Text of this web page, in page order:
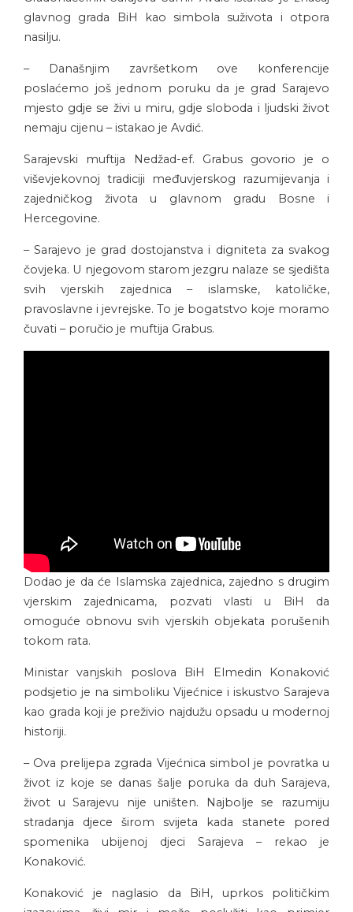
glavnog grada BiH kao simbola suživota i otpora
nasilju.
– Današnjim završetkom ove konferencije
poslaćemo još jednom poruku da je grad Sarajevo
mjesto gdje se živi u miru, gdje sloboda i ljudski život
nemaju cijenu – istakao je Avdić.
Sarajevski muftija Nedžad-ef. Grabus govorio je o
viševjekovnoj tradiciji međuvjerskog razumijevanja i
zajedničkog života u glavnom gradu Bosne i
Hercegovine.
– Sarajevo je grad dostojanstva i digniteta za svakog
čovjeka. U njegovom starom jezgru nalaze se sjedišta
svih vjerskih zajednica – islamske, katoličke,
pravoslavne i jevrejske. To je bogatstvo koje moramo
čuvati – poručio je muftija Grabus.
Dodao je da će Islamska zajednica, zajedno s drugim
vjerskim zajednicama, pozvati vlasti u BiH da
omoguće obnovu svih vjerskih objekata porušenih
tokom rata.
Ministar vanjskih poslova BiH Elmedin Konaković
podsjetio je na simboliku Vijećnice i iskustvo Sarajeva
kao grada koji je preživio najdužu opsadu u modernoj
historiji.
– Ova prelijepa zgrada Vijećnica simbol je povratka u
život iz koje se danas šalje poruka da duh Sarajeva,
život u Sarajevu nije uništen. Najbolje se razumiju
stradanja djece širom svijeta kada stanete pored
spomenika ubijenoj djeci Sarajeva – rekao je
Konaković.
Konaković je naglasio da BiH, uprkos političkim